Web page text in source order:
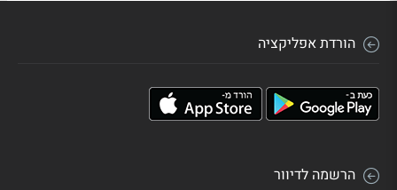
הורדת אפליקציה
הרשמה לדיוור